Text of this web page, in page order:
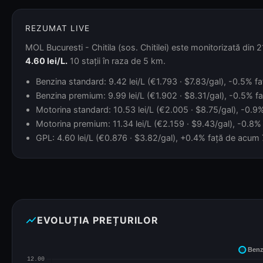
REZUMAT LIVE
MOL Bucuresti - Chitila (sos. Chitilei) este monitorizată din
4.60 lei/L. 10 stații în raza de 5 km.
Benzina standard: 9.42 lei/L (€1.793 · $7.83/gal), -0.5%
Benzina premium: 9.99 lei/L (€1.902 · $8.31/gal), -0.5%
Motorina standard: 10.53 lei/L (€2.005 · $8.75/gal), -
Motorina premium: 11.34 lei/L (€2.159 · $9.43/gal), -
GPL: 4.60 lei/L (€0.876 · $3.82/gal), +0.4% față de acum
show_chartEVOLUȚIA PREȚURILOR